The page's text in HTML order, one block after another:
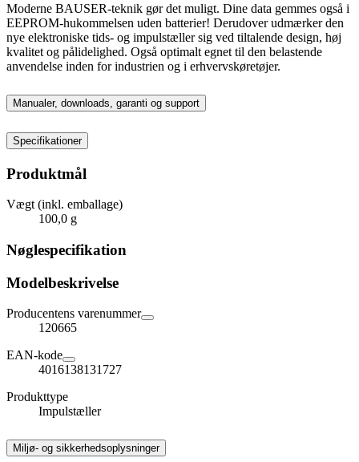
Moderne BAUSER-teknik gør det muligt. Dine data gemmes også i
EEPROM-hukommelsen uden batterier! Derudover udmærker den
nye elektroniske tids- og impulstæller sig ved tiltalende design, høj
kvalitet og pålidelighed. Også optimalt egnet til den belastende
anvendelse inden for industrien og i erhvervskøretøjer.
Manualer, downloads, garanti og support
Specifikationer
Produktmål
Vægt (inkl. emballage)
100,0 g
Nøglespecifikation
Modelbeskrivelse
Producentens varenummer
120665
EAN-kode
4016138131727
Produkttype
Impulstæller
Miljø- og sikkerhedsoplysninger